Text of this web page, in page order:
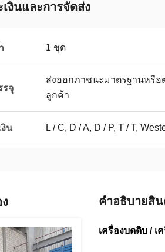
งินและการจัดส่ง
1 ชุด
รจุ
ส่งออกภาชนะมาตรฐานหรือ
ลูกค้า
งิน L / C, D / A, D / P, T / T,
คําอธิบายสิ
เครื่องบดดิบ /